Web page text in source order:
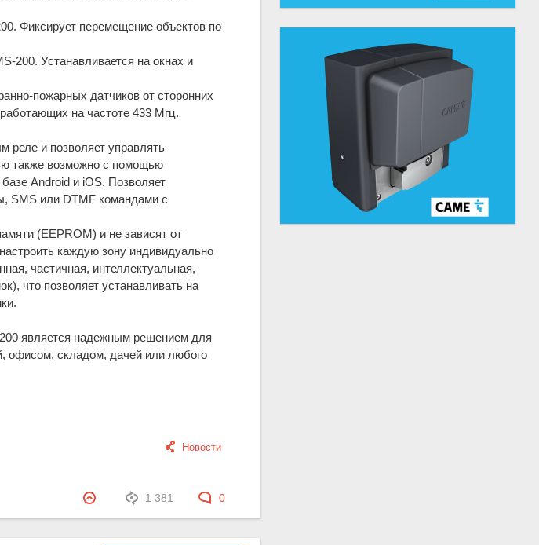
Фиксирует перемещение объектов по
200. Устанавливается на окнах и
пожарных датчиков от сторонних
на частоте 433 Мгц.
реле и позволяет управлять
также возможно с помощью
Android и iOS. Позволяет
SMS или DTMF командами с
(EEPROM) и не зависят от
каждую зону индивидуально
частичная, интеллектуальная,
что позволяет устанавливать на
является надежным решением для
офисом, складом, дачей или любого
Новости
1 381 0